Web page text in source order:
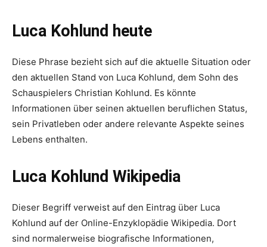
Luca Kohlund heute
Diese Phrase bezieht sich auf die aktuelle Situation oder
den aktuellen Stand von Luca Kohlund, dem Sohn des
Schauspielers Christian Kohlund. Es könnte
Informationen über seinen aktuellen beruflichen Status,
sein Privatleben oder andere relevante Aspekte seines
Lebens enthalten.
Luca Kohlund Wikipedia
Dieser Begriff verweist auf den Eintrag über Luca
Kohlund auf der Online-Enzyklopädie Wikipedia. Dort
sind normalerweise biografische Informationen,